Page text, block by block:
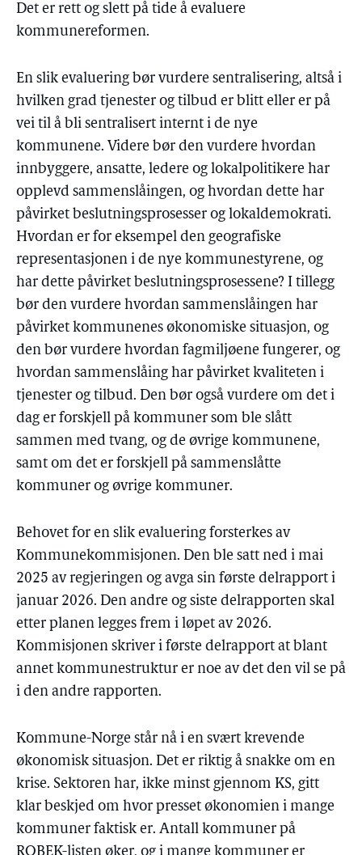
Det er rett og slett på tide å evaluere
kommunereformen.
En slik evaluering bør vurdere sentralisering, altså i
hvilken grad tjenester og tilbud er blitt eller er på
vei til å bli sentralisert internt i de nye
kommunene. Videre bør den vurdere hvordan
innbyggere, ansatte, ledere og lokalpolitikere har
opplevd sammenslåingen, og hvordan dette har
påvirket beslutningsprosesser og lokaldemokrati.
Hvordan er for eksempel den geografiske
representasjonen i de nye kommunestyrene, og
har dette påvirket beslutningsprosessene? I tillegg
bør den vurdere hvordan sammenslåingen har
påvirket kommunenes økonomiske situasjon, og
den bør vurdere hvordan fagmiljøene fungerer, og
hvordan sammenslåing har påvirket kvaliteten i
tjenester og tilbud. Den bør også vurdere om det i
dag er forskjell på kommuner som ble slått
sammen med tvang, og de øvrige kommunene,
samt om det er forskjell på sammenslåtte
kommuner og øvrige kommuner.
Behovet for en slik evaluering forsterkes av
Kommunekommisjonen. Den ble satt ned i mai
2025 av regjeringen og avga sin første delrapport i
januar 2026. Den andre og siste delrapporten skal
etter planen legges frem i løpet av 2026.
Kommisjonen skriver i første delrapport at blant
annet kommunestruktur er noe av det den vil se på
i den andre rapporten.
Kommune-Norge står nå i en svært krevende
økonomisk situasjon. Det er riktig å snakke om en
krise. Sektoren har, ikke minst gjennom KS, gitt
klar beskjed om hvor presset økonomien i mange
kommuner faktisk er. Antall kommuner på